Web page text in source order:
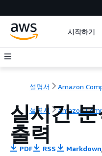
시작하기
설명서 Amazon
설명서 Amazon
실시간
출력
PDF RSS Markdown